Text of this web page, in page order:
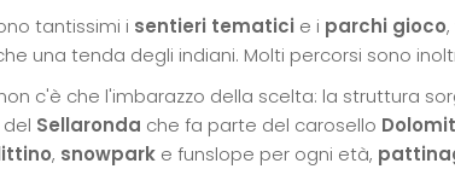
tantissimi i sentieri tematici e i parchi gioco
una tenda degli indiani. Molti percorsi sono
c'è che l'imbarazzo della scelta: la struttura
Sellaronda che fa parte del carosello
, snowpark e funslope per ogni età,